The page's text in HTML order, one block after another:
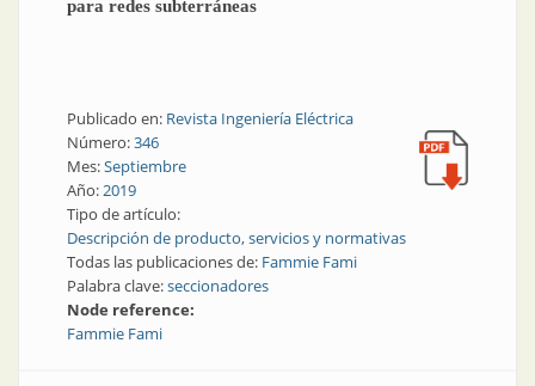
para redes subterráneas
Publicado en: Revista Ingeniería Eléctrica
Número:346
Mes:Septiembre
Año:2019
Tipo de artículo:
Descripción de producto, servicios y normativas
Todas las publicaciones de: Fammie Fami
Palabra clave:seccionadores
Node reference:
Fammie Fami